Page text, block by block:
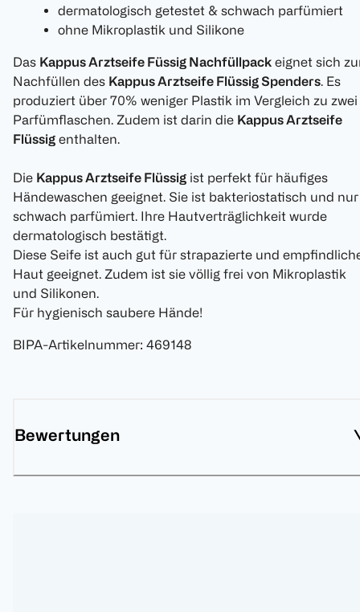
dermatologisch getestet & schwach parfümiert
ohne Mikroplastik und Silikone
Das Kappus Arztseife Füssig Nachfüllpack eignet sich
Nachfüllen des Kappus Arztseife Flüssig Spenders. Es
produziert über 70% weniger Plastik im Vergleich zu zwei
Parfümflaschen. Zudem ist darin die Kappus Arztseife
Flüssig enthalten.
Die Kappus Arztseife Flüssig ist perfekt für häufiges
Händewaschen geeignet. Sie ist bakteriostatisch und nur
schwach parfümiert. Ihre Hautverträglichkeit wurde
dermatologisch bestätigt.
Diese Seife ist auch gut für strapazierte und
Haut geeignet. Zudem ist sie völlig frei von Mikroplastik
und Silikonen.
Für hygienisch saubere Hände!
BIPA-Artikelnummer: 469148
Bewertungen